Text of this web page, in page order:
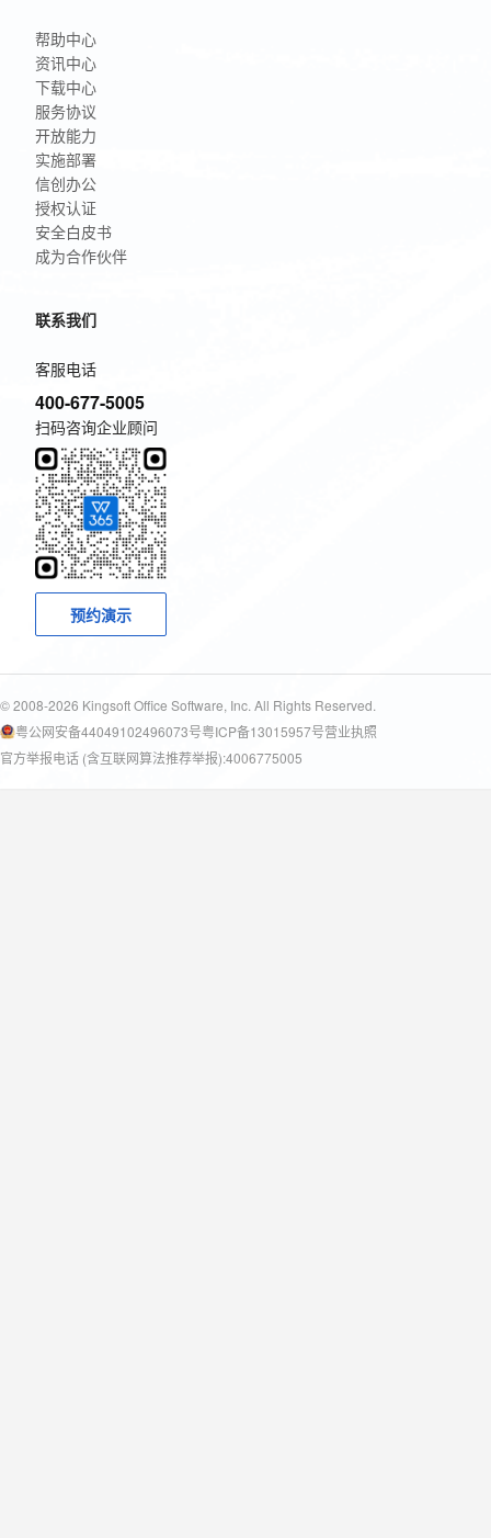
帮助中心
资讯中心
下载中心
服务协议
开放能力
实施部署
信创办公
授权认证
安全白皮书
成为合作伙伴
联系我们
客服电话
400-677-5005
扫码咨询企业顾问
预约演示
© 2008-2026 Kingsoft Office Software, Inc. All Rights Reserved.
粤公网安备44049102496073号粤ICP备13015957号营业执照
官方举报电话 (含互联网算法推荐举报):4006775005